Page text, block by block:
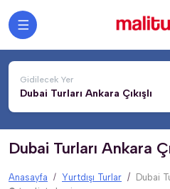
Gidilecek Yer
Dubai Turları Ankara Çıkışlı
Dubai Turları Ankara
Anasayfa Yurtdışı Turlar Dubai